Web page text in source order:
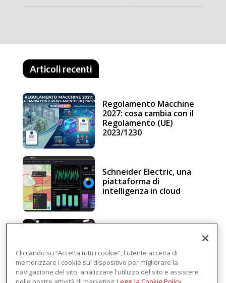
Articoli recenti
Regolamento Macchine
2027: cosa cambia con il
Regolamento (UE)
2023/1230
Schneider Electric, una
piattaforma di
intelligenza in cloud
Regolamento macchine
Cliccando su “Accetta tutti i cookie”, l'utente accetta di
memorizzare i cookie sul dispositivo per migliorare la
navigazione del sito, analizzare l'utilizzo del sito e assistere